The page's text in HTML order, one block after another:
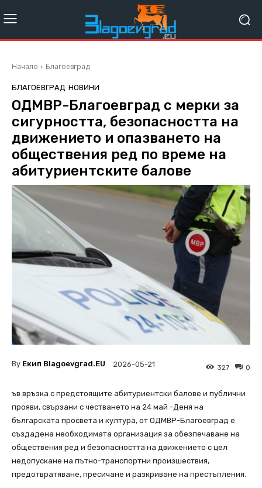
Начало Благоевград
БЛАГОЕВГРАД НОВИНИ
ОДМВР-Благоевград с мерки за
сигурността, безопасността на
движението и опазването на
обществения ред по време на
абитуриентските балове
By Екип Blagoevgrad.EU 2026-05-21 0
327
ъв връзка с предстоящите абитуриентски балове и публични
прояви, свързани с честването на 24 май -Деня на
българската просвета и култура, от ОДМВР-Благоевград е
създадена необходимата организация за обезпечаване на
обществения ред и безопасността на движението с цел
недопускане на пътно-транспортни произшествия,
предотвратяване, пресичане и разкриване на престъпления.